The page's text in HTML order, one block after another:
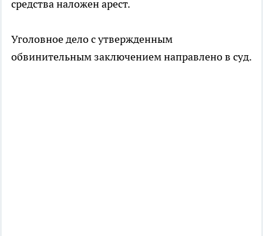
средства наложен арест.
Уголовное дело с утвержденным
обвинительным заключением направлено в суд.